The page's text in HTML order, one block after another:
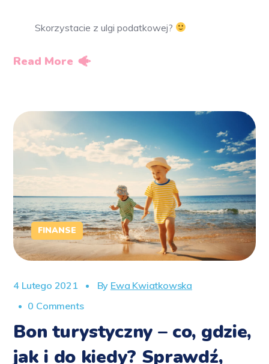
Skorzystacie z ulgi podatkowej?
Read More
FINANSE
4 Lutego 2021 By Ewa Kwiatkowska
0 Comments
Bon turystyczny – co, gdzie,
jak i do kiedy? Sprawdź,